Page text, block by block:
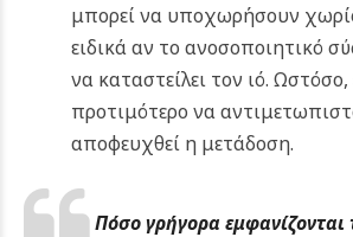
μπορεί να υποχωρήσουν
ειδικά αν το ανοσοποιητικό
να καταστείλει τον ιό. Ωστόσο,
προτιμότερο να
αποφευχθεί η μετάδοση.
Πόσο γρήγορα